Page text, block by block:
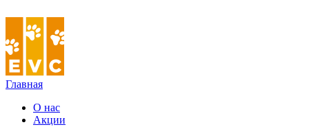
Главная
О нас
Акции